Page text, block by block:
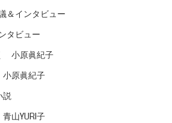
＆インタビュー
タビュー
小原眞紀子
原眞紀子
説
山YURI子